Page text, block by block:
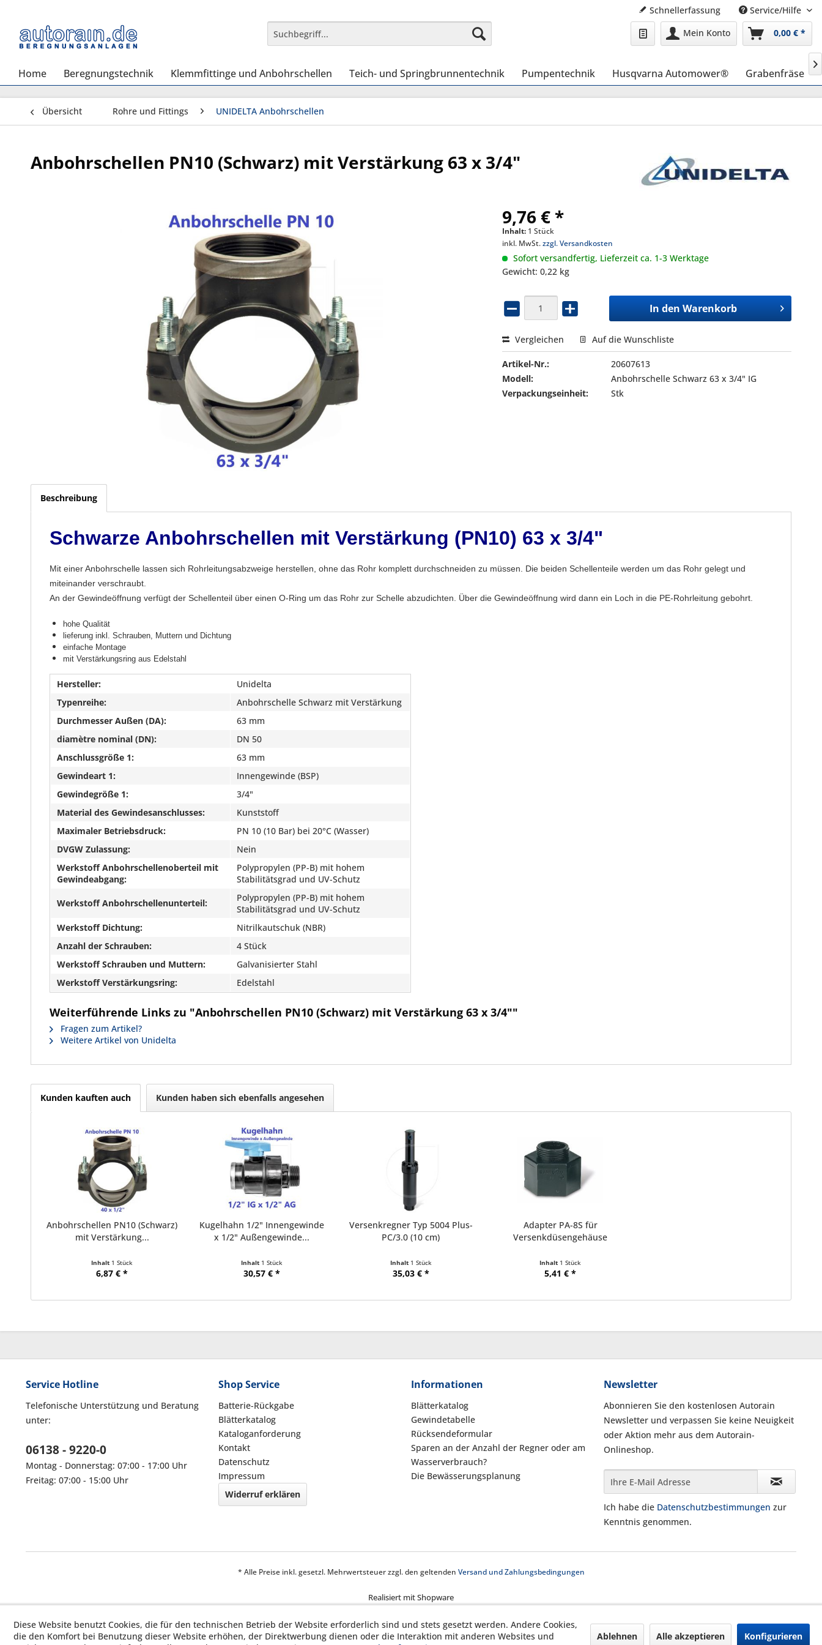
Schnellerfassung
Service/Hilfe
Mein Konto
0,00 € *
Home Beregnungstechnik Klemmfittinge und Anbohrschellen Teich- und Springbrunnentechnik Pumpentechnik Husqvarna Automower® Grabenfräse

Übersicht Rohre und Fittings UNIDELTA Anbohrschellen
Anbohrschellen PN10 (Schwarz) mit Verstärkung 63 x 3/4"
9,76 € *
Inhalt: 1 Stück
inkl. MwSt.zzgl. Versandkosten
Sofort versandfertig, Lieferzeit ca. 1-3 Werktage
Gewicht: 0,22 kg
In den Warenkorb
Vergleichen Auf die Wunschliste
Artikel-Nr.:
20607613
Modell:
Anbohrschelle Schwarz 63 x 3/4" IG
Verpackungseinheit:
Stk
Beschreibung
Schwarze Anbohrschellen mit Verstärkung (PN10) 63 x 3/4"
Mit einer Anbohrschelle lassen sich Rohrleitungsabzweige herstellen, ohne das Rohr komplett durchschneiden zu müssen. Die beiden Schellenteile werden um das Rohr gelegt und
miteinander verschraubt.
An der Gewindeöffnung verfügt der Schellenteil über einen O-Ring um das Rohr zur Schelle abzudichten. Über die Gewindeöffnung wird dann ein Loch in die PE-Rohrleitung gebohrt.
hohe Qualität
lieferung inkl. Schrauben, Muttern und Dichtung
einfache Montage
mit Verstärkungsring aus Edelstahl
Hersteller:
Unidelta
Typenreihe:
Anbohrschelle Schwarz mit Verstärkung
Durchmesser Außen (DA):
63 mm
diamètre nominal (DN):
DN 50
Anschlussgröße 1:
63 mm
Gewindeart 1:
Innengewinde (BSP)
Gewindegröße 1:
3/4"
Material des Gewindesanschlusses:
Kunststoff
Maximaler Betriebsdruck:
PN 10 (10 Bar) bei 20°C (Wasser)
DVGW Zulassung:
Nein
Werkstoff Anbohrschellenoberteil mit
Gewindeabgang:
Polypropylen (PP-B) mit hohem
Stabilitätsgrad und UV-Schutz
Werkstoff Anbohrschellenunterteil:
Polypropylen (PP-B) mit hohem
Stabilitätsgrad und UV-Schutz
Werkstoff Dichtung:
Nitrilkautschuk (NBR)
Anzahl der Schrauben:
4 Stück
Werkstoff Schrauben und Muttern:
Galvanisierter Stahl
Werkstoff Verstärkungsring:
Edelstahl
Weiterführende Links zu "Anbohrschellen PN10 (Schwarz) mit Verstärkung 63 x 3/4""
Fragen zum Artikel?
Weitere Artikel von Unidelta
Kunden kauften auch Kunden haben sich ebenfalls angesehen
Anbohrschellen PN10 (Schwarz)
mit Verstärkung...
Inhalt 1 Stück
6,87 € *
Kugelhahn 1/2" Innengewinde
x 1/2" Außengewinde...
Inhalt 1 Stück
30,57 € *
Versenkregner Typ 5004 Plus-
PC/3.0 (10 cm)
Inhalt 1 Stück
35,03 € *
Adapter PA-8S für
Versenkdüsengehäuse
Inhalt 1 Stück
5,41 € *
Service Hotline
Telefonische Unterstützung und Beratung
unter:
06138 - 9220-0
Montag - Donnerstag: 07:00 - 17:00 Uhr
Freitag: 07:00 - 15:00 Uhr
Shop Service
Batterie-Rückgabe
Blätterkatalog
Kataloganforderung
Kontakt
Datenschutz
Impressum
Widerruf erklären
Informationen
Blätterkatalog
Gewindetabelle
Rücksendeformular
Sparen an der Anzahl der Regner oder am
Wasserverbrauch?
Die Bewässerungsplanung
Newsletter
Abonnieren Sie den kostenlosen Autorain
Newsletter und verpassen Sie keine Neuigkeit
oder Aktion mehr aus dem Autorain-
Onlineshop.
Ich habe die Datenschutzbestimmungen zur
Kenntnis genommen.
* Alle Preise inkl. gesetzl. Mehrwertsteuer zzgl. den geltenden Versand und Zahlungsbedingungen
Realisiert mit Shopware
Diese Website benutzt Cookies, die für den technischen Betrieb der Website erforderlich sind und stets gesetzt werden. Andere Cookies,
die den Komfort bei Benutzung dieser Website erhöhen, der Direktwerbung dienen oder die Interaktion mit anderen Websites und
Ablehnen Alle akzeptieren Konfigurieren